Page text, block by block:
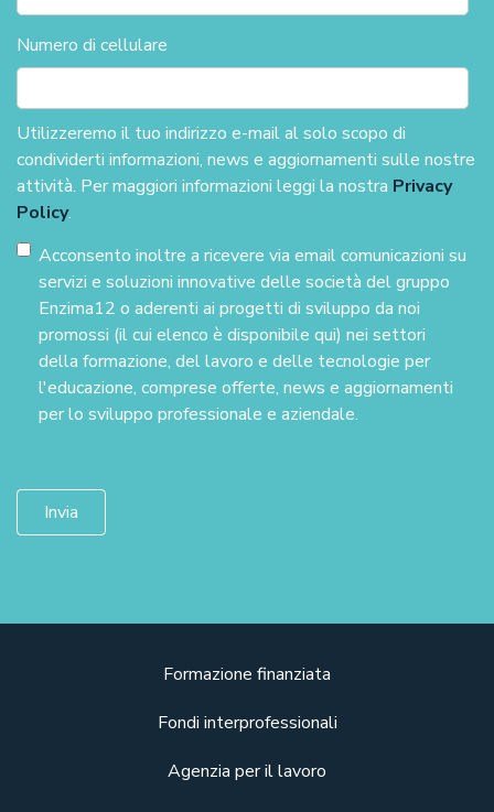
Numero di cellulare
Utilizzeremo il tuo indirizzo e-mail al solo scopo di
condividerti informazioni, news e aggiornamenti sulle nostre
attività. Per maggiori informazioni leggi la nostra Privacy
Policy.
Acconsento inoltre a ricevere via email comunicazioni su
servizi e soluzioni innovative delle società del gruppo
Enzima12 o aderenti ai progetti di sviluppo da noi
promossi (il cui elenco è disponibile qui) nei settori
della formazione, del lavoro e delle tecnologie per
l'educazione, comprese offerte, news e aggiornamenti
per lo sviluppo professionale e aziendale.
Formazione finanziata
Fondi interprofessionali
Agenzia per il lavoro